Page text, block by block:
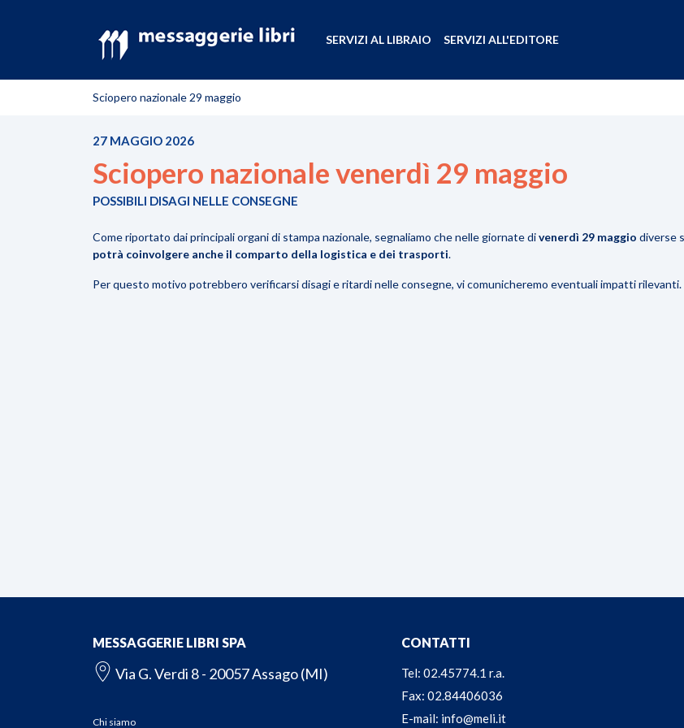
SERVIZI AL LIBRAIO SERVIZI ALL'EDITORE
Sciopero nazionale 29 maggio
27 MAGGIO 2026
Sciopero nazionale venerdì 29 maggio
POSSIBILI DISAGI NELLE CONSEGNE
Come riportato dai principali organi di stampa nazionale, segnaliamo che nelle giornate divenerdì 29 maggio diverse
potrà coinvolgere anche il comparto della logistica e dei trasporti.
Per questo motivo potrebbero verificarsi disagi e ritardi nelle consegne, vi comunicheremo eventuali impatti rilevanti.
MESSAGGERIE LIBRI SPA
Via G. Verdi 8 - 20057 Assago (MI)
Chi siamo
CONTATTI
Tel: 02.45774.1 r.a.
Fax: 02.84406036
E-mail: info@meli.it